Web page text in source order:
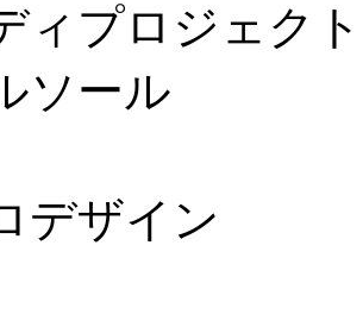
ィプロジェクト
ソール
デザイン